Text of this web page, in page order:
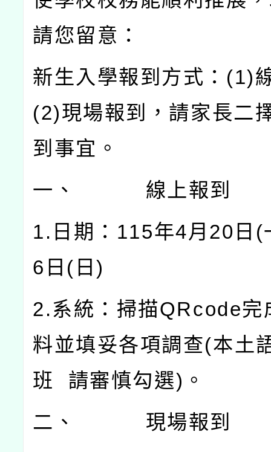
請您留意：
新生入學報到方式： (1)
(2)現場報到，請家長二
到事宜。
一、
線上報到
1. 日期： 115年4月 20 日 (
6 日 ( 日)
2.系統：掃描QRcode完
料並填妥各項調查(本土
班
請審慎勾選) 。
二、
現場報到